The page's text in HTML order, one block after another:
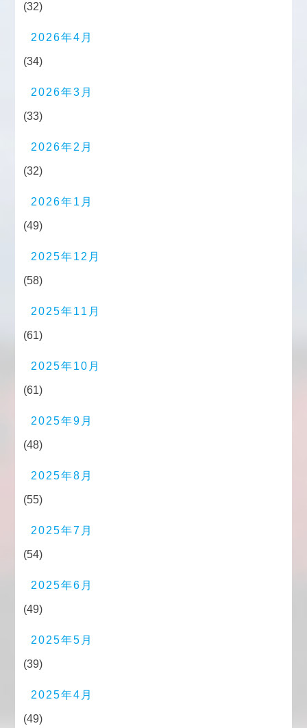
(32)
2026年4月
(34)
2026年3月
(33)
2026年2月
(32)
2026年1月
(49)
2025年12月
(58)
2025年11月
(61)
2025年10月
(61)
2025年9月
(48)
2025年8月
(55)
2025年7月
(54)
2025年6月
(49)
2025年5月
(39)
2025年4月
(49)